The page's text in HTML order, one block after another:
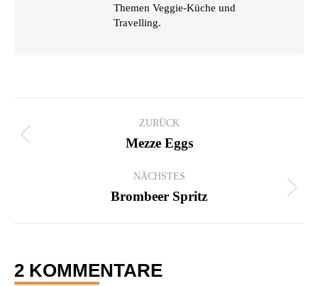
Themen Veggie-Küche und
Travelling.
ZURÜCK
Vorheriger
Beitrag:
Mezze Eggs
NÄCHSTES
Nächster
Beitrag:
Brombeer Spritz
2 KOMMENTARE